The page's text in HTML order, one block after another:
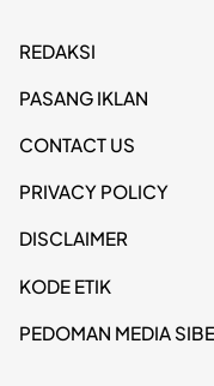
REDAKSI
PASANG IKLAN
CONTACT US
PRIVACY POLICY
DISCLAIMER
KODE ETIK
PEDOMAN MEDIA